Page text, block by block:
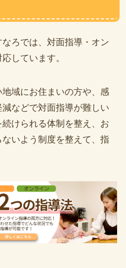
ろでは、対面指導・オン
しています。
域にお住まいの方や、感
などで対面指導が難しい
けられる体制を整え、お
いよう制度を整えて、指